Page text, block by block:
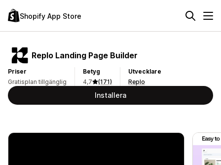
Shopify App Store
Replo Landing Page Builder
Priser
Gratisplan tillgänglig
Betyg
4,7
(171)
Utvecklare
Replo
Installera